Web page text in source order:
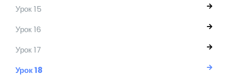
Урок 15
Урок 16
Урок 17
Урок 18